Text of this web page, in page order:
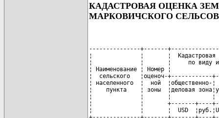
КАДАСТРОВАЯ ОЦЕНКА
МАРКОВИЧСКОГО
---------------+-------
¦              ¦       ¦  Кадастровая
¦              ¦       ¦     по виду
¦ Наименование ¦ Номер ¦
¦  сельского   ¦оценоч-
¦ населенного  ¦  ной  ¦общественно-
¦    пункта    ¦ зоны  ¦деловая
¦              ¦       ¦            ¦
¦              ¦       +-------+----
¦              ¦       ¦  USD